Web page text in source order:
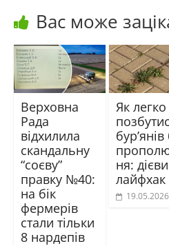
Вас може
Верховна
Рада
відхилила
скандальну
“соєву”
правку №40:
на бік
фермерів
стали тільки
8 нардепів
Як легко
ня:
лайфхак
19.05.2026